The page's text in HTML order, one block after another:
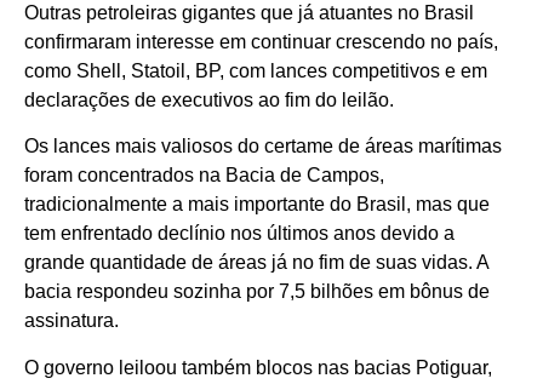
Outras petroleiras gigantes que já atuantes no Brasil
confirmaram interesse em continuar crescendo no país,
como Shell, Statoil, BP, com lances competitivos e em
declarações de executivos ao fim do leilão.
Os lances mais valiosos do certame de áreas marítimas
foram concentrados na Bacia de Campos,
tradicionalmente a mais importante do Brasil, mas que
tem enfrentado declínio nos últimos anos devido a
grande quantidade de áreas já no fim de suas vidas. A
bacia respondeu sozinha por 7,5 bilhões em bônus de
assinatura.
O governo leiloou também blocos nas bacias Potiguar,